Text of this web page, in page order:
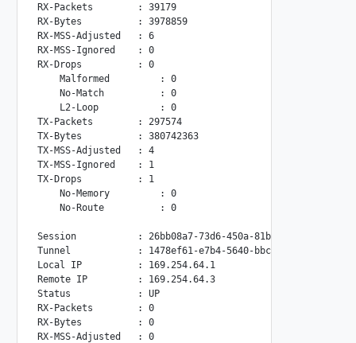
RX-Packets        : 39179
RX-Bytes          : 3978859
RX-MSS-Adjusted   : 6
RX-MSS-Ignored    : 0
RX-Drops          : 0
    Malformed         : 0
    No-Match          : 0
    L2-Loop           : 0
TX-Packets        : 297574
TX-Bytes          : 380742363
TX-MSS-Adjusted   : 4
TX-MSS-Ignored    : 1
TX-Drops          : 1
    No-Memory         : 0
    No-Route          : 0
Session           : 26bb08a7-73d6-450a-81be-b4591284caab
Tunnel            : 1478ef61-e7b4-5640-bbc9-a75dc55a4c17
Local IP          : 169.254.64.1
Remote IP         : 169.254.64.3
Status            : UP
RX-Packets        : 0
RX-Bytes          : 0
RX-MSS-Adjusted   : 0